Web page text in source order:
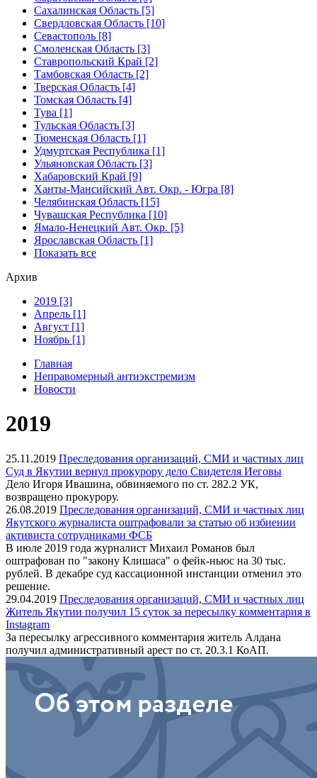
Сахалинская Область [5]
Свердловская Область [10]
Севастополь [8]
Смоленская Область [3]
Ставропольский Край [2]
Тамбовская Область [2]
Тверская Область [4]
Томская Область [4]
Тува [1]
Тульская Область [3]
Тюменская Область [1]
Удмуртская Республика [1]
Ульяновская Область [3]
Хабаровский Край [9]
Ханты-Мансийский Авт. Окр. - Югра [8]
Челябинская Область [15]
Чувашская Республика [10]
Ямало-Ненецкий Авт. Окр. [5]
Ярославская Область [1]
Показать все
Архив
2019 [3]
Апрель [1]
Август [1]
Ноябрь [1]
Главная
Неправомерный антиэкстремизм
Новости
2019
25.11.2019 Преследования организаций, СМИ и частных лиц
Суд в Якутии вернул прокурору дело Свидетеля Иеговы
Дело Игоря Ивашина, обвиняемого по ст. 282.2 УК,
возвращено прокурору.
26.08.2019 Преследования организаций, СМИ и частных лиц
Якутского журналиста оштрафовали за статью об избиении
активиста сотрудниками ФСБ
В июле 2019 года журналист Михаил Романов был
оштрафован по "закону Клишаса" о фейк-ньюс на 30 тыс.
рублей. В декабре суд кассационной инстанции отменил это
решение.
29.04.2019 Преследования организаций, СМИ и частных лиц
Житель Якутии получил 15 суток за пересылку комментария в
Instagram
За пересылку агрессивного комментария житель Алдана
получил административный арест по ст. 20.3.1 КоАП.